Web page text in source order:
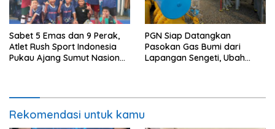
Sabet 5 Emas dan 9 Perak,
Atlet Rush Sport Indonesia
Pukau Ajang Sumut Nasional
PGN Siap Datangkan
Pasokan Gas Bumi dari
Lapangan Sengeti, Ubah
Rekomendasi untuk kamu